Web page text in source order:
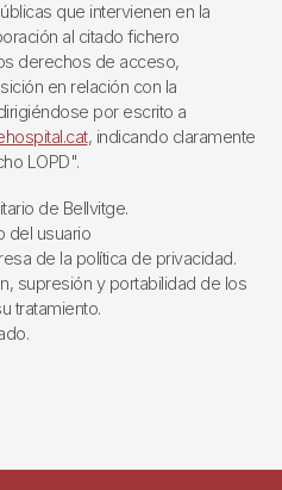
que intervienen en la
al citado fichero
derechos de acceso,
en relación con la
por escrito a
, indicando claramente
LOPD".
de Bellvitge.
del usuario
de la política de privacidad.
supresión y portabilidad de los
tratamiento.